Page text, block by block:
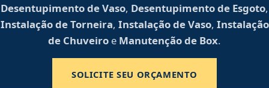
Desentupimento de Vaso, Desentupimento de Esgoto,
Instalação de Torneira, Instalação de Vaso, Instalação
de Chuveiro e Manutenção de Box.
SOLICITE SEU ORÇAMENTO